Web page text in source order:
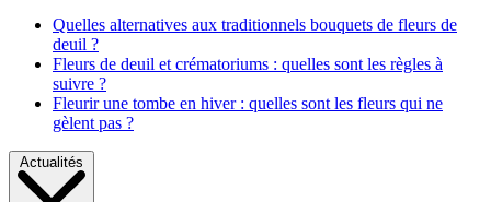
Quelles alternatives aux traditionnels bouquets de fleurs de
deuil ?
Fleurs de deuil et crématoriums : quelles sont les règles à
suivre ?
Fleurir une tombe en hiver : quelles sont les fleurs qui ne
gèlent pas ?
Actualités